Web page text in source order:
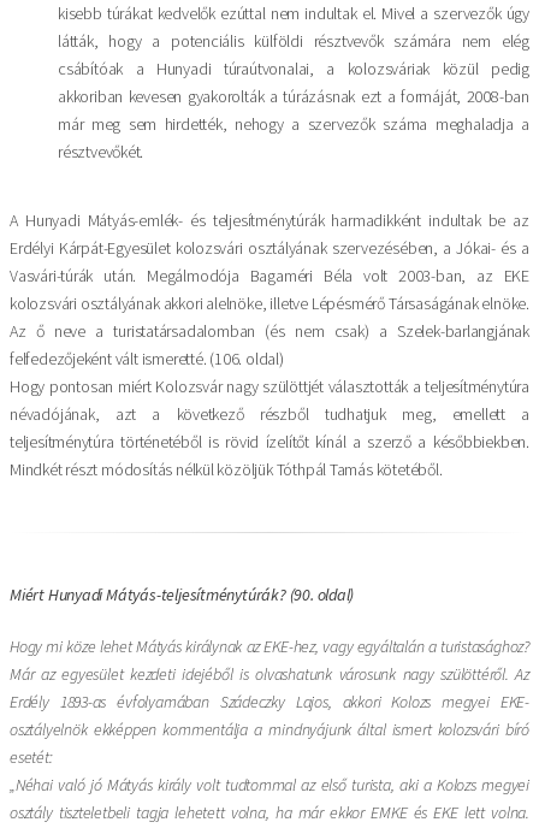
kisebb túrákat kedvelők ezúttal nem indultak el. Mivel a szervezők úgy
látták, hogy a potenciális külföldi résztvevők számára nem elég
csábítóak a Hunyadi túraútvonalai, a kolozsváriak közül pedig
akkoriban kevesen gyakorolták a túrázásnak ezt a formáját, 2008-ban
már meg sem hirdették, nehogy a szervezők száma meghaladja a
résztvevőkét.
A Hunyadi Mátyás-emlék- és teljesítménytúrák harmadikként indultak be az
Erdélyi Kárpát-Egyesület kolozsvári osztályának szervezésében, a Jókai- és a
Vasvári-túrák után. Megálmodója Bagaméri Béla volt 2003-ban, az EKE
kolozsvári osztályának akkori alelnöke, illetve Lépésmérő Társaságának elnöke.
Az ő neve a turistatársadalomban (és nem csak) a Szelek-barlangjának
felfedezőjeként vált ismeretté. (106. oldal)
Hogy pontosan miért Kolozsvár nagy szülöttjét választották a teljesítménytúra
névadójának, azt a következő részből tudhatjuk meg, emellett a
teljesítménytúra történetéből is rövid ízelítőt kínál a szerző a későbbiekben.
Mindkét részt módosítás nélkül közöljük Tóthpál Tamás kötetéből.
Miért Hunyadi Mátyás-teljesítménytúrák? (90. oldal)
Hogy mi köze lehet Mátyás királynak az EKE-hez, vagy egyáltalán a turistasághoz?
Már az egyesület kezdeti idejéből is olvashatunk városunk nagy szülöttéről. Az
Erdély 1893-as évfolyamában Szádeczky Lajos, akkori Kolozs megyei EKE-
osztályelnök ekképpen kommentálja a mindnyájunk által ismert kolozsvári bíró
esetét:
„Néhai való jó Mátyás király volt tudtommal az első turista, aki a Kolozs megyei
osztály tiszteletbeli tagja lehetett volna, ha már ekkor EMKE és EKE lett volna.